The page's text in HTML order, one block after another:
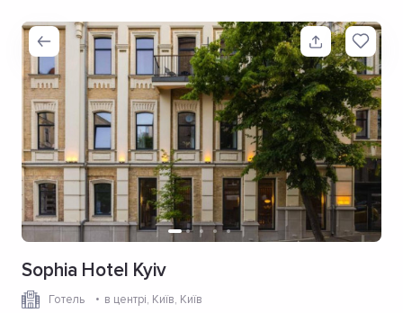
Sophia Hotel Kyiv
Готель в центрі, Київ, Київ